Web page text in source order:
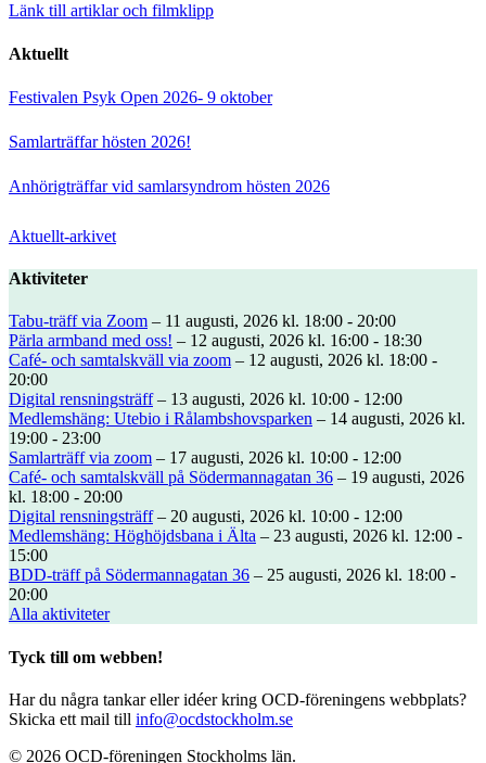
Länk till artiklar och filmklipp
Aktuellt
Festivalen Psyk Open 2026- 9 oktober
Samlarträffar hösten 2026!
Anhörigträffar vid samlarsyndrom hösten 2026
Aktuellt-arkivet
Aktiviteter
Tabu-träff via Zoom – 11 augusti, 2026 kl. 18:00 - 20:00
Pärla armband med oss! – 12 augusti, 2026 kl. 16:00 - 18:30
Café- och samtalskväll via zoom – 12 augusti, 2026 kl. 18:00 -
20:00
Digital rensningsträff– 13 augusti, 2026 kl. 10:00 - 12:00
Medlemshäng: Utebio i Rålambshovsparken – 14 augusti, 2026 kl.
19:00 - 23:00
Samlarträff via zoom – 17 augusti, 2026 kl. 10:00 - 12:00
Café- och samtalskväll på Södermannagatan 36 – 19 augusti, 2026
kl. 18:00 - 20:00
Digital rensningsträff– 20 augusti, 2026 kl. 10:00 - 12:00
Medlemshäng: Höghöjdsbana i Älta – 23 augusti, 2026 kl. 12:00 -
15:00
BDD-träff på Södermannagatan 36 – 25 augusti, 2026 kl. 18:00 -
20:00
Alla aktiviteter
Tyck till om webben!
Har du några tankar eller idéer kring OCD-föreningens webbplats?
Skicka ett mail till info@ocdstockholm.se
© 2026 OCD-föreningen Stockholms län.